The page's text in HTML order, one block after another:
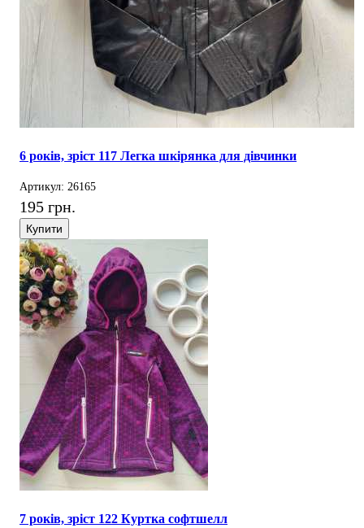
6 років, зріст 117 Легка шкірянка для дівчинки
Артикул: 26165
195 грн.
Купити
7 років, зріст 122 Куртка софтшелл